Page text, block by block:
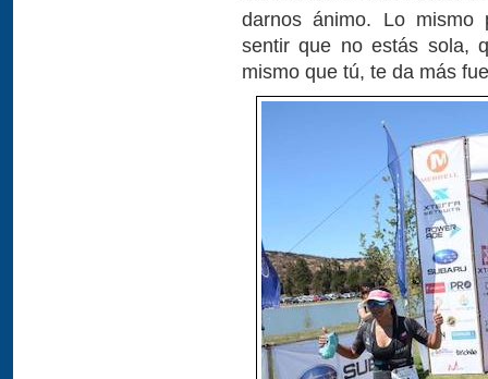
darnos ánimo. Lo mismo
sentir que no estás sola,
mismo que tú, te da más